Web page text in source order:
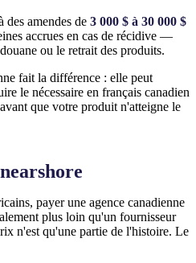
amendes de 3 000 $ à 30 000 $
accrues en cas de récidive —
ou le retrait des produits.
fait la différence : elle peut
le nécessaire en français canadien
que votre produit n'atteigne le
payer une agence canadienne
plus loin qu'un fournisseur
n'est qu'une partie de l'histoire. Le